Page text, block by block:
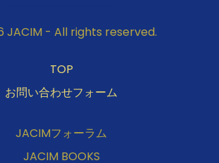
JACIM - All rights reserved.
TOP
お問い合わせフォーム
JACIMフォーラム
JACIM BOOKS